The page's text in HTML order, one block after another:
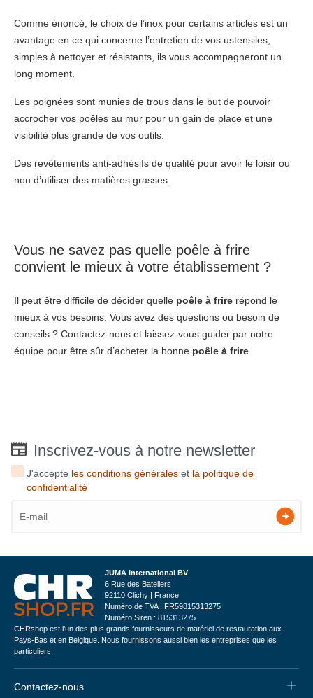
Comme énoncé, le choix de l’inox pour certains articles est un
avantage en ce qui concerne l’entretien de vos ustensiles,
simples à nettoyer et résistants, ils vous accompagneront un
long moment.
Les poignées sont munies de trous dans le but de pouvoir
accrocher vos poêles au mur pour un gain de place et une
visibilité plus grande de vos outils.
Des revêtements anti-adhésifs de qualité pour avoir le loisir ou
non d’utiliser des matières grasses.
Vous ne savez pas quelle poêle à frire
convient le mieux à votre établissement ?
Il peut être difficile de décider quelle poêle à frire répond le
mieux à vos besoins. Vous avez des questions ou besoin de
conseils ? Contactez-nous et laissez-vous guider par notre
équipe pour être sûr d’acheter la bonne poêle à frire.
Inscrivez-vous à notre newsletter
J'accepte les conditions générales et la politique de
confidentialité
JUMA International BV
6 Rue des Bateliers
92110 Clichy | France
Numéro de TVA : FR59815313275
Numéro Siren : 815313275
CHRshop est l'un des plus grands fournisseurs de matériel de restauration aux
Pays-Bas et en Belgique. Nous fournissons aussi bien les entreprises que les
particuliers.
Contactez-nous